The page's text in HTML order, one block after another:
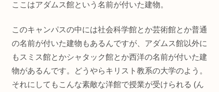
ここはアダムス館という名前が付いた建物。
このキャンパスの中には社会科学館とか芸術館とか普通
の名前が付いた建物もあるんですが、アダムス館以外に
もスミス館とかシャタック館とか西洋の名前が付いた建
物があるんです。どうやらキリスト教系の大学のよう。
それにしてもこんな素敵な洋館で授業が受けられる (ん